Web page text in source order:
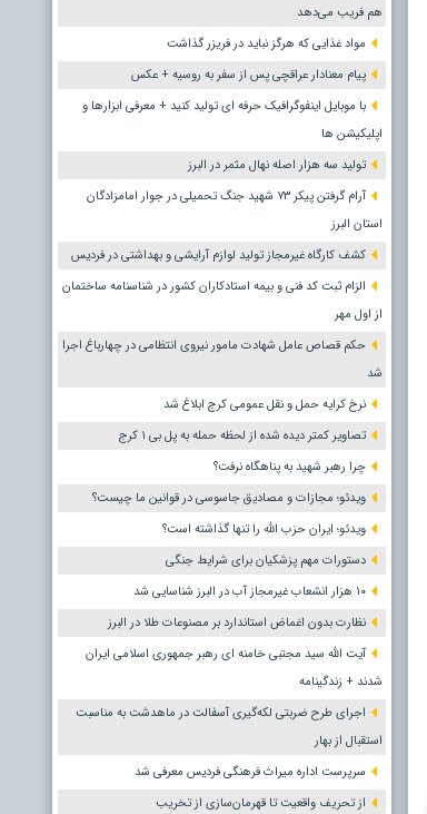
هم فریب می‌دهد
مواد غذایی که هرگز نباید در فریزر گذاشت
پیام معنادار عراقچی پس از سفر به روسیه + عکس
با موبایل اینفوگرافیک حرفه ای تولید کنید + معرفی ابزارها و
اپلیکیشن ها
تولید سه هزار اصله نهال مثمر در البرز
آرام گرفتن پیکر ۷۳ شهید جنگ تحمیلی در جوار امامزادگان
استان البرز
کشف کارگاه غیرمجاز تولید لوازم آرایشی و بهداشتی در فردیس
الزام ثبت کد فنی و بیمه استادکاران کشور در شناسنامه ساختمان
از اول مهر
حکم قصاص عامل شهادت مامور نیروی انتظامی در چهارباغ اجرا
شد
نرخ کرایه حمل و نقل عمومی کرج ابلاغ شد
تصاویر کمتر دیده شده از لحظه حمله به پل بی ۱ کرج
چرا رهبر شهید به پناهگاه نرفت؟
ویدئو؛ مجازات و مصادیق جاسوسی در قوانین ما چیست؟
ویدئو؛ ایران حزب الله را تنها گذاشته است؟
دستورات مهم پزشکیان برای شرایط جنگی
۱۰ هزار انشعاب غیرمجاز آب در البرز شناسایی شد
نظارت بدون اغماض استاندارد بر مصنوعات طلا در البرز
آیت الله سید مجتبی خامنه ای رهبر جمهوری اسلامی ایران
شدند + زندگینامه
اجرای طرح ضربتی لکه‌گیری آسفالت در ماهدشت به مناسبت
استقبال از بهار
سرپرست اداره میراث فرهنگی فردیس معرفی شد
از تحریف واقعیت تا قهرمان‌سازی از تخریب